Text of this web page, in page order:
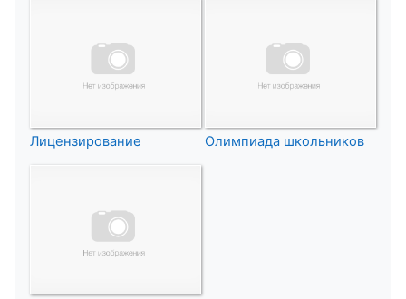
Лицензирование Олимпиада школьников